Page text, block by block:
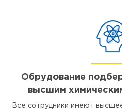
Обрудование
высшим
Все сотрудники имеют